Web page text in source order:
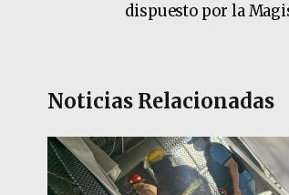
dispuesto por la
Noticias Relacionadas